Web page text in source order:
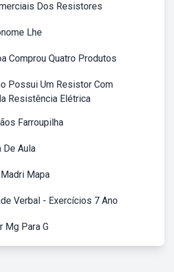
Dos Resistores
Lhe
Comprou Quatro Produtos
Possui Um Resistor Com
Resistência Elétrica
Farroupilha
De Aula
Mapa
Verbal - Exercícios 7 Ano
Mg Para G